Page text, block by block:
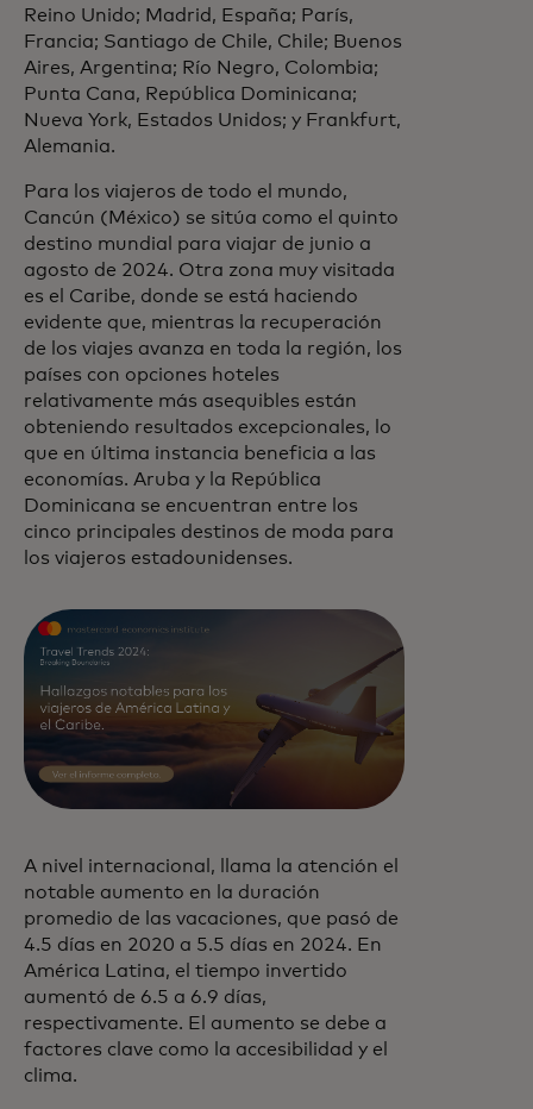
Reino Unido; Madrid, España; París,
Francia; Santiago de Chile, Chile; Buenos
Aires, Argentina; Río Negro, Colombia;
Punta Cana, República Dominicana;
Nueva York, Estados Unidos; y Frankfurt,
Alemania.
Para los viajeros de todo el mundo,
Cancún (México) se sitúa como el quinto
destino mundial para viajar de junio a
agosto de 2024. Otra zona muy visitada
es el Caribe, donde se está haciendo
evidente que, mientras la recuperación
de los viajes avanza en toda la región, los
países con opciones hoteles
relativamente más asequibles están
obteniendo resultados excepcionales, lo
que en última instancia beneficia a las
economías. Aruba y la República
Dominicana se encuentran entre los
cinco principales destinos de moda para
los viajeros estadounidenses.
A nivel internacional, llama la atención el
notable aumento en la duración
promedio de las vacaciones, que pasó de
4.5 días en 2020 a 5.5 días en 2024. En
América Latina, el tiempo invertido
aumentó de 6.5 a 6.9 días,
respectivamente. El aumento se debe a
factores clave como la accesibilidad y el
clima.